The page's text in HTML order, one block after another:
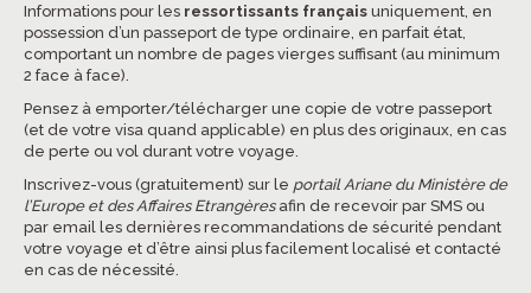
Informations pour les ressortissants français uniquement, en
possession d’un passeport de type ordinaire, en parfait état,
comportant un nombre de pages vierges suffisant (au minimum
2 face à face).
Pensez à emporter/télécharger une copie de votre passeport
(et de votre visa quand applicable) en plus des originaux, en cas
de perte ou vol durant votre voyage.
Inscrivez-vous (gratuitement) sur le portail Ariane du Ministère de
l’Europe et des Affaires Etrangèresafin de recevoir par SMS ou
par email les dernières recommandations de sécurité pendant
votre voyage et d’être ainsi plus facilement localisé et contacté
en cas de nécessité.